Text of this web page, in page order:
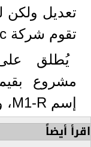
تعديل ولكن
تقوم شركة Mil-Spec بعمل شيء صحيح.
يُطلق
إسم M1-R، وهو أمر لافت للنظر للغاية.
اقرأ أيضاً